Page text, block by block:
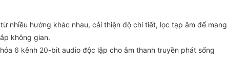
nhiều hướng khác nhau, cải thiện độ chi tiết, lọc tạp âm để mang
không gian.
6 kênh 20-bit audio độc lập cho âm thanh truyền phát sống